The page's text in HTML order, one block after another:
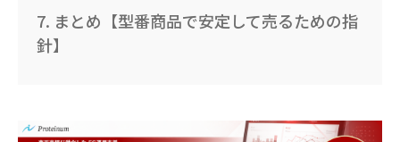
7. まとめ【型番商品で安定して売るための指
針】